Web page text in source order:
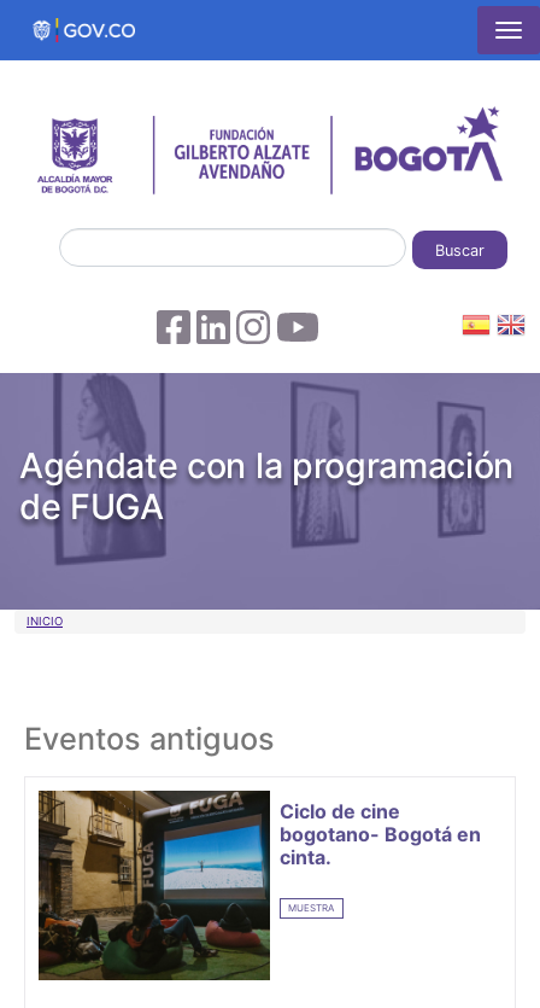
Pasar al contenido principal
Buscar
Agéndate con la programación
de FUGA
Sobrescribir enlaces de ayuda a la
INICIO
Eventos antiguos
Ciclo de cine
bogotano- Bogotá en
cinta.
MUESTRA